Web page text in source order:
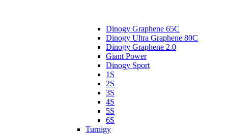
Dinogy Graphene 65C
Dinogy Ultra Graphene 80C
Dinogy Graphene 2.0
Giant Power
Dinogy Sport
1S
2S
3S
4S
5S
6S
Turnigy